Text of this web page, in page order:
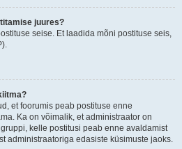
juures?
seise. Et laadida mõni postituse seis,
et foorumis peab postituse enne
Ka on võimalik, et administraator on
kelle postitusi peab enne avaldamist
administraatoriga edasiste küsimuste jaoks.